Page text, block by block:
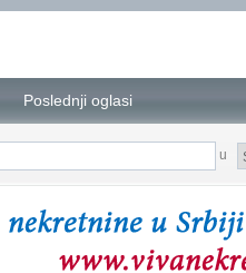
Poslednji oglasi
u